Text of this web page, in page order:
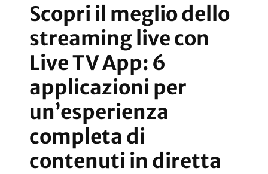
Scopri il meglio dello
streaming live con
Live TV App: 6
applicazioni per
un’esperienza
completa di
contenuti in diretta